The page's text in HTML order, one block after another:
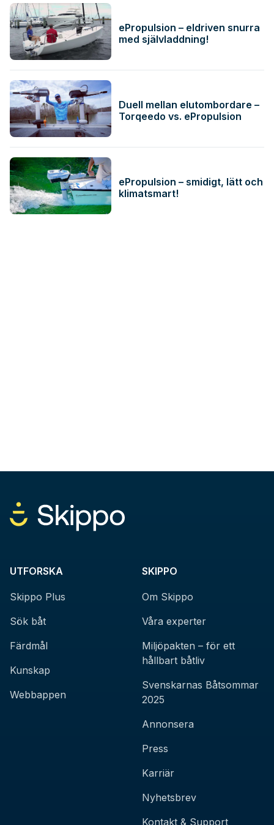
ePropulsion – eldriven snurra
med självladdning!
Duell mellan elutombordare –
Torqeedo vs. ePropulsion
ePropulsion – smidigt, lätt och
klimatsmart!
UTFORSKA
Skippo Plus
Sök båt
Färdmål
Kunskap
Webbappen
SKIPPO
Om Skippo
Våra experter
Miljöpakten – för ett
hållbart båtliv
Svenskarnas Båtsommar
2025
Annonsera
Press
Karriär
Nyhetsbrev
Kontakt & Support